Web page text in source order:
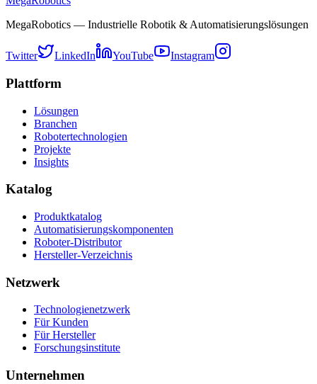
MegaRobotics — Industrielle Robotik & Automatisierungslösungen
Twitter LinkedIn YouTube Instagram
Plattform
Lösungen
Branchen
Robotertechnologien
Projekte
Insights
Katalog
Produktkatalog
Automatisierungskomponenten
Roboter-Distributor
Hersteller-Verzeichnis
Netzwerk
Technologienetzwerk
Für Kunden
Für Hersteller
Forschungsinstitute
Unternehmen